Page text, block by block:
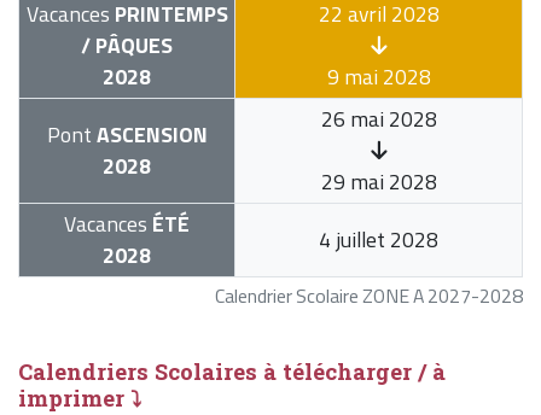
Calendrier Scolaire ZONE A 2027-2028
Vacances PRINTEMPS
/ PÂQUES
2028
22 avril 2028
9 mai 2028
PontASCENSION
2028
26 mai 2028
29 mai 2028
Vacances ÉTÉ
2028
4 juillet 2028
Calendriers Scolaires à télécharger / à
imprimer ⤵